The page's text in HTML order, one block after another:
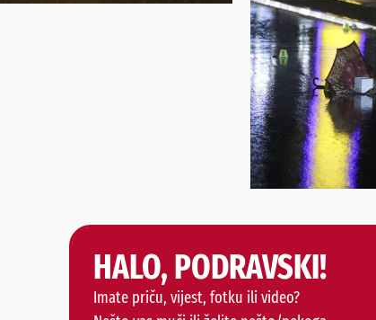
HALO, PODRAVSKI!
Imate priču, vijest, fotku ili video?